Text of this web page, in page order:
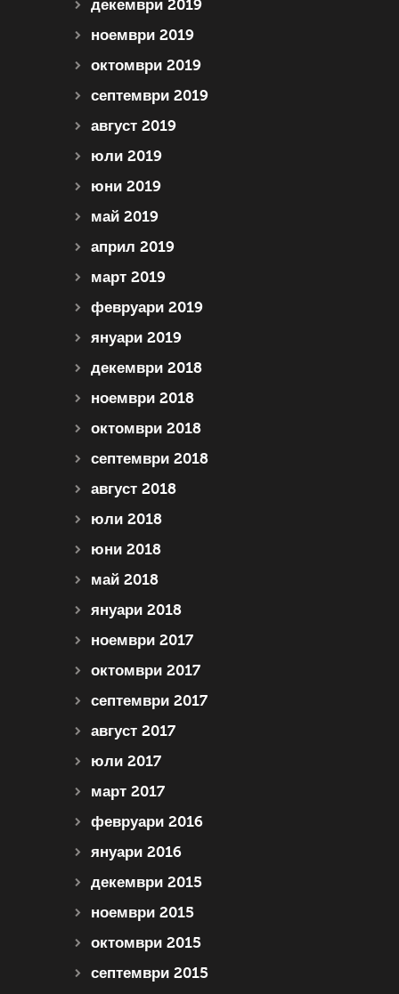
декември 2019
ноември 2019
октомври 2019
септември 2019
август 2019
юли 2019
юни 2019
май 2019
април 2019
март 2019
февруари 2019
януари 2019
декември 2018
ноември 2018
октомври 2018
септември 2018
август 2018
юли 2018
юни 2018
май 2018
януари 2018
ноември 2017
октомври 2017
септември 2017
август 2017
юли 2017
март 2017
февруари 2016
януари 2016
декември 2015
ноември 2015
октомври 2015
септември 2015